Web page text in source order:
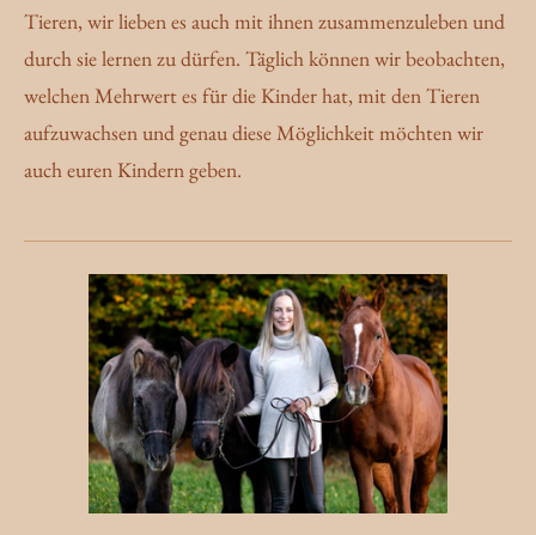
Tieren, wir lieben es auch mit ihnen zusammenzuleben und
durch sie lernen zu dürfen. Täglich können wir beobachten,
welchen Mehrwert es für die Kinder hat, mit den Tieren
aufzuwachsen und genau diese Möglichkeit möchten wir
auch euren Kindern geben.